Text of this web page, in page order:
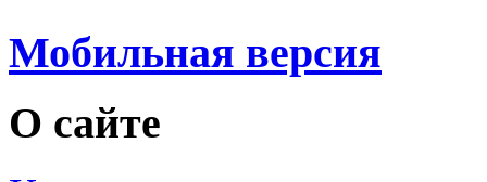
Мобильная версия
О сайте